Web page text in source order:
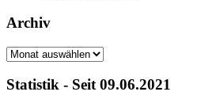
Archiv
Archiv
Statistik - Seit 09.06.2021